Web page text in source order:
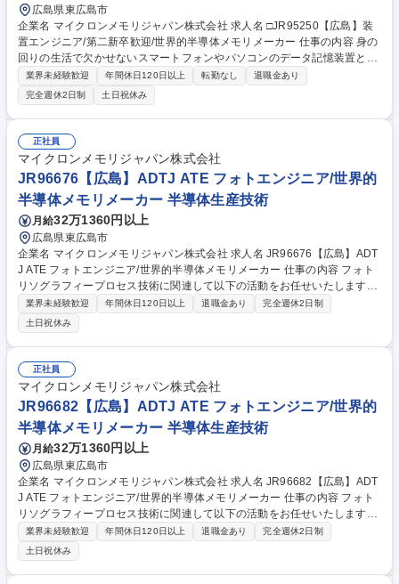
広島県東広島市
企業名 マイクロンメモリジャパン株式会社 求人名 □JR95250【広島】装
置エンジニア/第二新卒歓迎/世界的半導体メモリメーカー 仕事の内容 身の
回りの生活で欠かせないスマートフォンやパソコンのデータ記憶装置とし
て使用される半導体メモリ（DRAM）の世界売上シェア3位の当社にて、
ご経験に合わせて以下の業務をお任せ致します。 【詳細】装置エンジニ
ア：半導体製造装置の構造・動作の理解を深め、装置の改良や生産性向上
に貢献いただきます。関連部門と協力体制を構築いただき、自身の担当領
域の生産性最大化とサイクルタイム短縮に取り組んでいただき、安定した
品質を維持するための装置状態管理を行います。 【魅力】半導体メモリ
は、今後のIT社会の発展には欠かせず、自身の仕事を通じて世の中の発展
に貢献することができるやりがいがございます。 募集職種 □JR95250
【広島】装置エンジニア/第二新卒歓迎/世界的半導体メモリメーカー
業界未経験歓迎 年間休日120日以上 転勤なし
退職金あり
完全週休2日制
土日祝休み
正社員
マイクロンメモリジャパン株式会社
JR96676【広島】ADTJ ATE フォトエンジニア/世界的
半導体メモリメーカー 半導体生産技術
月給32万1360円以上
広島県東広島市
企業名 マイクロンメモリジャパン株式会社 求人名 JR96676【広島】ADT
J ATE フォトエンジニア/世界的半導体メモリメーカー 仕事の内容 フォト
リソグラフィープロセス技術に関連して以下の活動をお任せいたします。
【詳細】■量産プロセス条件の改善 ■生産性の向上、コスト競争力の向上 ■
プロセス改善（製品欠陥の改善、工程能力の向上）プロジェクト ■各種生
産設備のパラメータ最適化 ■新規装置、新規材料の評価、適用促進 ■製品
不良の解析とその対策活動 募集職種 JR96676【広島】ADTJ ATE フォト
エンジニア/世界的半導体メモリメーカー
業界未経験歓迎 年間休日120日以上 退職金あり
完全週休2日制
土日祝休み
正社員
マイクロンメモリジャパン株式会社
JR96682【広島】ADTJ ATE フォトエンジニア/世界的
半導体メモリメーカー 半導体生産技術
月給32万1360円以上
広島県東広島市
企業名 マイクロンメモリジャパン株式会社 求人名 JR96682【広島】ADT
J ATE フォトエンジニア/世界的半導体メモリメーカー 仕事の内容 フォト
リソグラフィープロセス技術に関連して以下の活動をお任せいたします。
【詳細】■量産プロセス条件の改善 ■生産性の向上、コスト競争力の向上 ■
プロセス改善（製品欠陥の改善、工程能力の向上）プロジェクト ■各種生
産設備のパラメータ最適化 ■新規装置、新規材料の評価、適用促進 ■製品
不良の解析とその対策活動 募集職種 JR96682【広島】ADTJ ATE フォト
業界未経験歓迎 年間休日120日以上 退職金あり
完全週休2日制
土日祝休み